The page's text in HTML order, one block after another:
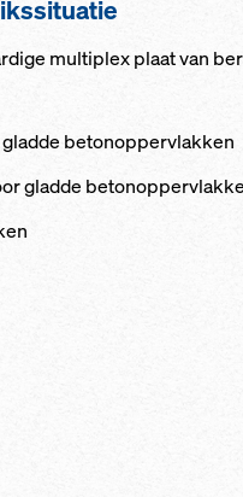
mul­ti­plex plaat van
be­to­nop­per­vlak­ken
glad­de